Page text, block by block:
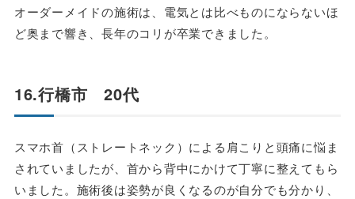
オーダーメイドの施術は、電気とは比べものにならないほ
ど奥まで響き、長年のコリが卒業できました。
16.行橋市 20代
スマホ首（ストレートネック）による肩こりと頭痛に悩ま
されていましたが、首から背中にかけて丁寧に整えてもら
いました。施術後は姿勢が良くなるのが自分でも分かり、